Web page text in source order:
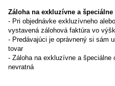
Záloha na exkluzívne a
- Pri objednávke exkluzívneho
vystavená zálohová faktúra vo
- Predávajúci je oprávnený si sám
tovar
- Záloha na exkluzívne a
nevratná